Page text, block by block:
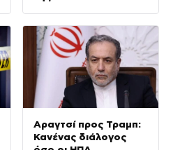
Αραγτσί προς Τραμπ:
Κανένας διάλογος